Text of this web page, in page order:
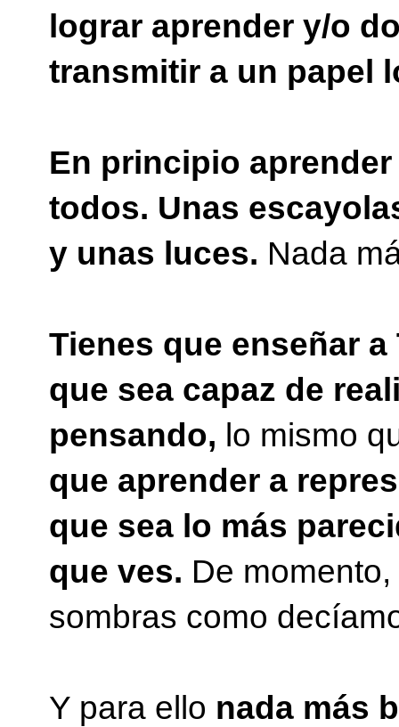
lograr aprender y/o
transmitir a un papel
En principio
todos. Unas
y unas luces. Nada
Tienes que enseñar
que sea capaz de
pensando, lo mismo
que aprender a
que sea lo más
que ves. De
sombras como
Y para ello nada más